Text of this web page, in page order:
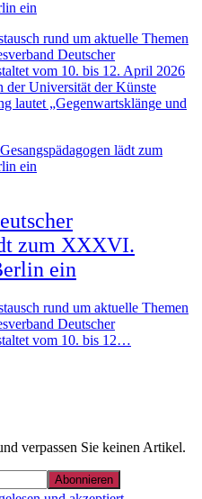
ein
rund um aktuelle Themen
Deutscher
vom 10. bis 12. April 2026
der Universität der Künste
lautet „Gegenwartsklänge und
zum XXXVI.
ein
rund um aktuelle Themen
Deutscher
vom 10. bis 12…
verpassen Sie keinen Artikel.